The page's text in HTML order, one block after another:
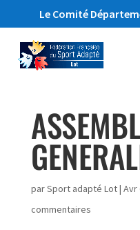
Le Comité
parSport adapté Lot| Avr
commentaires